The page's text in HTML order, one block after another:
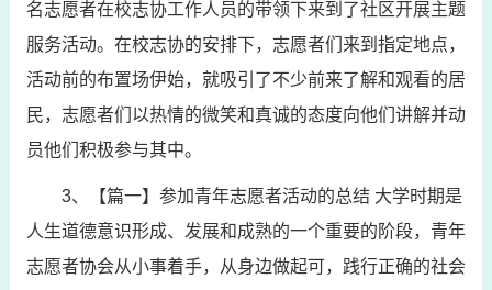
名志愿者在校志协工作人员的带领下来到了社区开展主题
服务活动。在校志协的安排下，志愿者们来到指定地点，
活动前的布置场伊始，就吸引了不少前来了解和观看的居
民，志愿者们以热情的微笑和真诚的态度向他们讲解并动
员他们积极参与其中。
3、【篇一】参加青年志愿者活动的总结 大学时期是
人生道德意识形成、发展和成熟的一个重要的阶段，青年
志愿者协会从小事着手，从身边做起可，践行正确的社会